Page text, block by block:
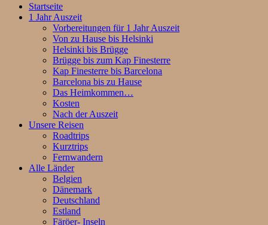
Startseite
1 Jahr Auszeit
Vorbereitungen für 1 Jahr Auszeit
Von zu Hause bis Helsinki
Helsinki bis Brügge
Brügge bis zum Kap Finesterre
Kap Finesterre bis Barcelona
Barcelona bis zu Hause
Das Heimkommen…
Kosten
Nach der Auszeit
Unsere Reisen
Roadtrips
Kurztrips
Fernwandern
Alle Länder
Belgien
Dänemark
Deutschland
Estland
Färöer- Inseln